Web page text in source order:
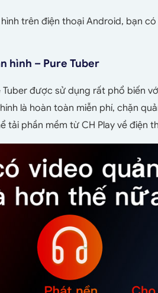
trên điện thoại Android, bạn
hình – Pure Tuber
Tuber được sử dụng rất phổ biến
là hoàn toàn miễn phí, chặn
tải phần mềm từ CH Play về điện